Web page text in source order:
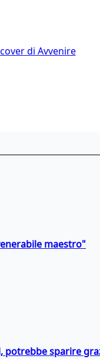
di Avvenire
maestro"
potrebbe sparire